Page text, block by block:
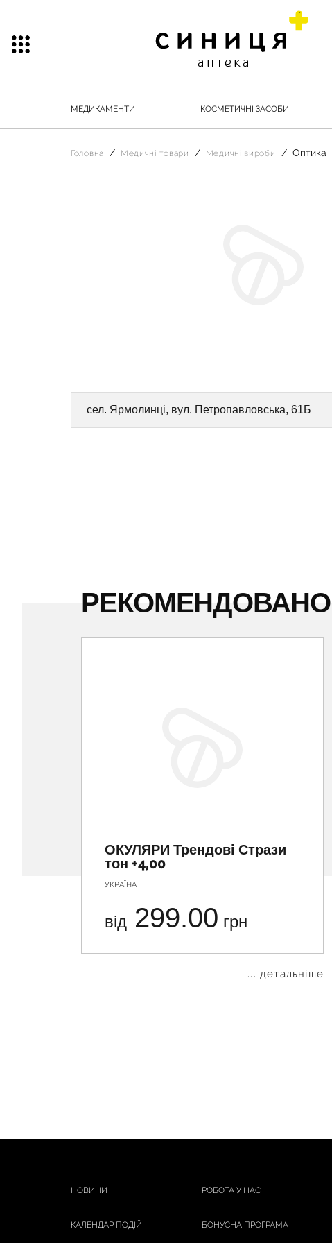
МЕДИКАМЕНТИ КОСМЕТИЧНІ ЗАСОБИ
Головна Медичні товари Медичні вироби Оптика
сел. Ярмолинці, вул. Петропавловська, 61Б
РЕКОМЕНДОВАНО
ОКУЛЯРИ Трендові Стрази
тон +4,00
УКРАЇНА
від 299.00 грн
... детальніше
НОВИНИ РОБОТА У НАС
КАЛЕНДАР ПОДІЙ БОНУСНА ПРОГРАМА